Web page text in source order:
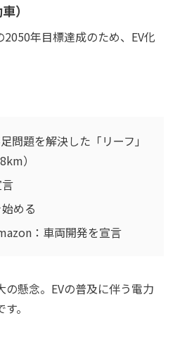
）
年目標達成のため、EV化
問題を解決した「リーフ」
）
める
：車両開発を宣言
の懸念。EVの普及に伴う電力
。